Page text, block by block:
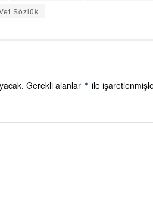
Sözlük
Gerekli alanlar * ile